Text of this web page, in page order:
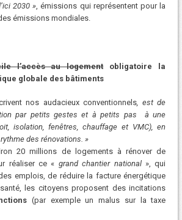
2030 » , émissions qui représentent pour la
émissions mondiales.
l’accès au logementobligatoire la
globale des bâtiments
nos audacieux conventionnels, est de
par petits gestes et à petits pas à une
isolation, fenêtres, chauffage et VMC), en
des rénovations. »
20 millions de logements à rénover de
réaliser ce « grand chantier national», qui
emplois, de réduire la facture énergétique
les citoyens proposent des incitations
(par exemple un malus sur la taxe